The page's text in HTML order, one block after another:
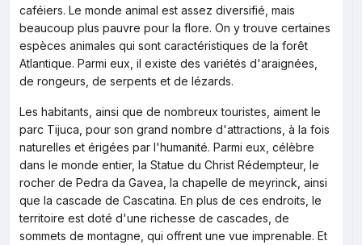
caféiers. Le monde animal est assez diversifié, mais
beaucoup plus pauvre pour la flore. On y trouve certaines
espèces animales qui sont caractéristiques de la forêt
Atlantique. Parmi eux, il existe des variétés d'araignées,
de rongeurs, de serpents et de lézards.
Les habitants, ainsi que de nombreux touristes, aiment le
parc Tijuca, pour son grand nombre d'attractions, à la fois
naturelles et érigées par l'humanité. Parmi eux, célèbre
dans le monde entier, la Statue du Christ Rédempteur, le
rocher de Pedra da Gavea, la chapelle de meyrinck, ainsi
que la cascade de Cascatina. En plus de ces endroits, le
territoire est doté d'une richesse de cascades, de
sommets de montagne, qui offrent une vue imprenable. Et